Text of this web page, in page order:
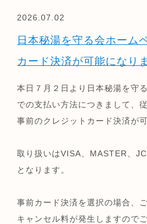
2026.07.02
日本秘湯を守る会ホーム
カード決済が可能になり
本日７月２日より日本秘湯を守
での支払い方法につきまして、
事前のクレジットカード決済が
取り扱いはVISA、MASTER、
となります。
事前カード決済を選択の場合、
キャンセル料が発生しますので